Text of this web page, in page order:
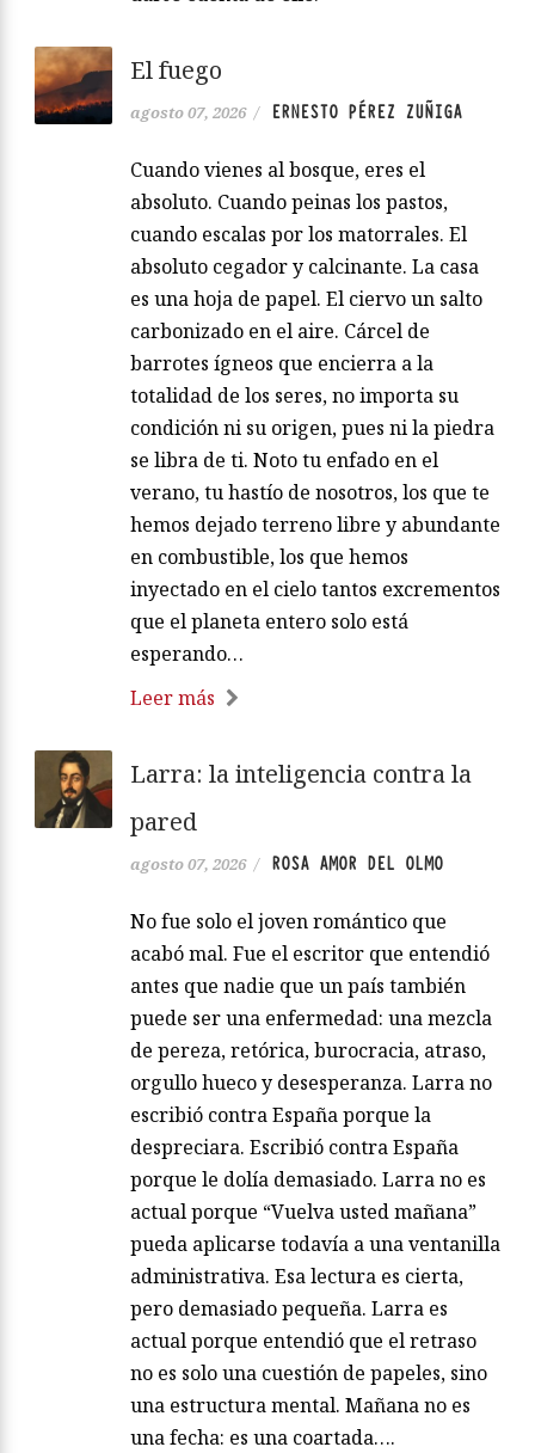
El fuego
agosto 07, 2026 / ERNESTO PÉREZ ZUÑIGA
Cuando vienes al bosque, eres el
absoluto. Cuando peinas los pastos,
cuando escalas por los matorrales. El
absoluto cegador y calcinante. La casa
es una hoja de papel. El ciervo un salto
carbonizado en el aire. Cárcel de
barrotes ígneos que encierra a la
totalidad de los seres, no importa su
condición ni su origen, pues ni la piedra
se libra de ti. Noto tu enfado en el
verano, tu hastío de nosotros, los que te
hemos dejado terreno libre y abundante
en combustible, los que hemos
inyectado en el cielo tantos excrementos
que el planeta entero solo está
esperando…
Leer más
Larra: la inteligencia contra la
pared
agosto 07, 2026 / ROSA AMOR DEL OLMO
No fue solo el joven romántico que
acabó mal. Fue el escritor que entendió
antes que nadie que un país también
puede ser una enfermedad: una mezcla
de pereza, retórica, burocracia, atraso,
orgullo hueco y desesperanza. Larra no
escribió contra España porque la
despreciara. Escribió contra España
porque le dolía demasiado. Larra no es
actual porque “Vuelva usted mañana”
pueda aplicarse todavía a una ventanilla
administrativa. Esa lectura es cierta,
pero demasiado pequeña. Larra es
actual porque entendió que el retraso
no es solo una cuestión de papeles, sino
una estructura mental. Mañana no es
una fecha: es una coartada….